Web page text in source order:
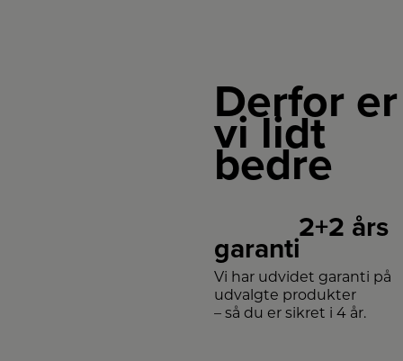
Derfor er
vi lidt
bedre
2+2 års
garanti
Vi har udvidet garanti på
udvalgte produkter
– så du er sikret i 4 år.